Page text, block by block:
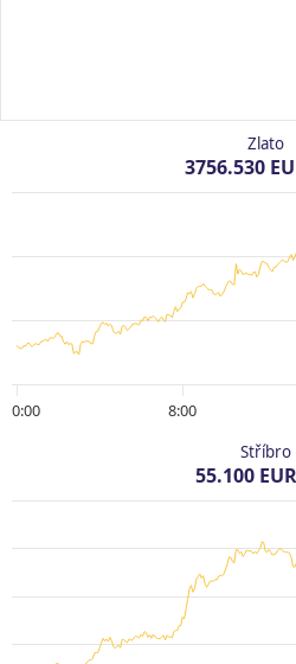
Zlato
3756.530
0:00 8:00
Stříbro
55.100